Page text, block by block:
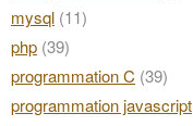
mysql (11)
php (39)
programmation C (39)
programmation javascript